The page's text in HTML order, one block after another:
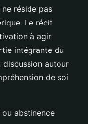
ne réside pas
Le récit
à agir
intégrante du
discussion autour
de soi
ou abstinence